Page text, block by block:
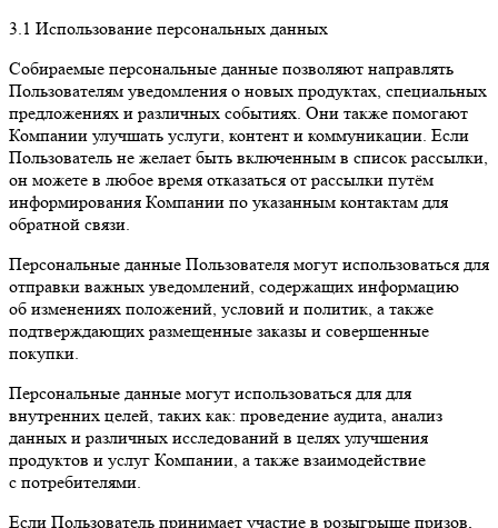
3.1 Использование персональных данных
Собираемые персональные данные позволяют направлять
Пользователям уведомления о новых продуктах, специальных
предложениях и различных событиях. Они также помогают
Компании улучшать услуги, контент и коммуникации. Если
Пользователь не желает быть включенным в список рассылки,
он можете в любое время отказаться от рассылки путём
информирования Компании по указанным контактам для
обратной связи.
Персональные данные Пользователя могут использоваться для
отправки важных уведомлений, содержащих информацию
об изменениях положений, условий и политик, а также
подтверждающих размещенные заказы и совершенные
покупки.
Персональные данные могут использоваться для для
внутренних целей, таких как: проведение аудита, анализ
данных и различных исследований в целях улучшения
продуктов и услуг Компании, а также взаимодействие
с потребителями.
Если Пользователь принимает участие в розыгрыше призов,